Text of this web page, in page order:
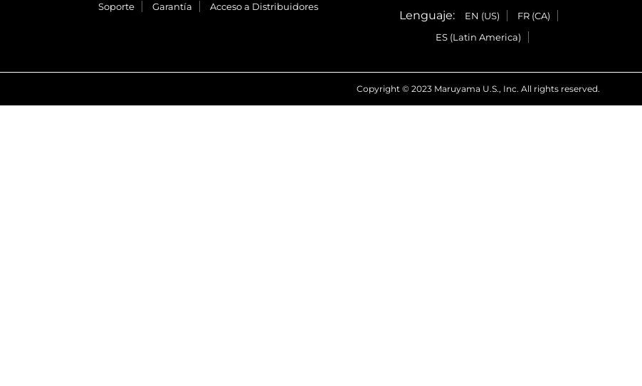
Soporte
Garantía Acceso a Distribuidores
Lenguaje: EN (US)
FR (CA)
ES (Latin America)
Copyright © 2023 Maruyama U.S., Inc. All rights reserved.